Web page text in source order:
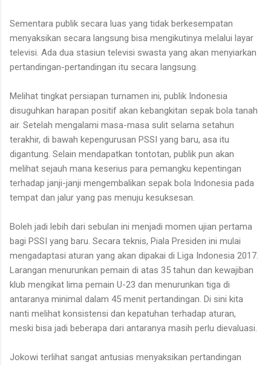
Sementara publik secara luas yang tidak berkesempatan
menyaksikan secara langsung bisa mengikutinya melalui layar
televisi. Ada dua stasiun televisi swasta yang akan menyiarkan
pertandingan-pertandingan itu secara langsung.
Melihat tingkat persiapan turnamen ini, publik Indonesia
disuguhkan harapan positif akan kebangkitan sepak bola tanah
air. Setelah mengalami masa-masa sulit selama setahun
terakhir, di bawah kepengurusan PSSI yang baru, asa itu
digantung. Selain mendapatkan tontotan, publik pun akan
melihat sejauh mana keserius para pemangku kepentingan
terhadap janji-janji mengembalikan sepak bola Indonesia pada
tempat dan jalur yang pas menuju kesuksesan.
Boleh jadi lebih dari sebulan ini menjadi momen ujian pertama
bagi PSSI yang baru. Secara teknis, Piala Presiden ini mulai
mengadaptasi aturan yang akan dipakai di Liga Indonesia 2017.
Larangan menurunkan pemain di atas 35 tahun dan kewajiban
klub mengikat lima pemain U-23 dan menurunkan tiga di
antaranya minimal dalam 45 menit pertandingan. Di sini kita
nanti melihat konsistensi dan kepatuhan terhadap aturan,
meski bisa jadi beberapa dari antaranya masih perlu dievaluasi.
Jokowi terlihat sangat antusias menyaksikan pertandingan